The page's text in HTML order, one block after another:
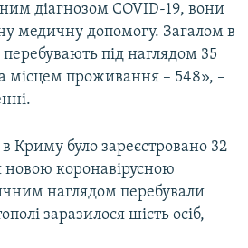
діагнозом COVID-19, вони
медичну допомогу. Загалом в
перебувають під наглядом 35
місцем проживання – 548», –
Криму було зареєстровано 32
коронавірусною
наглядом перебували
заразилося шість осіб,